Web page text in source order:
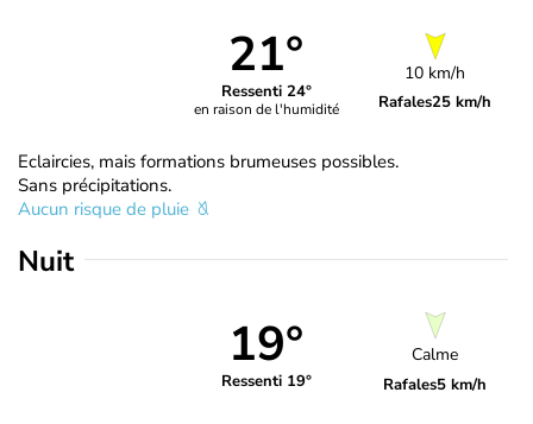
21°
Ressenti 24°
en raison de l'humidité
10 km/h
Rafales25 km/h
Eclaircies, mais formations brumeuses possibles.
Sans précipitations.
Aucun risque de pluie
Nuit
19°
Ressenti 19°
Calme
Rafales5 km/h